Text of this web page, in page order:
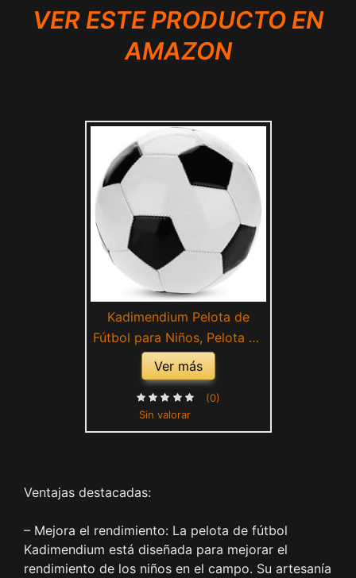
VER ESTE PRODUCTO EN
AMAZON
Kadimendium Pelota de
Fútbol para Niños, Pelota de
Fútbol, ​​artesanía Fina,
Estable de Baja Resistencia
para Entrenamiento de
Fútbol para Regalo
Ver más
Sin valorar
(0)
Ventajas destacadas:
– Mejora el rendimiento: La pelota de fútbol
Kadimendium está diseñada para mejorar el
rendimiento de los niños en el campo. Su artesanía